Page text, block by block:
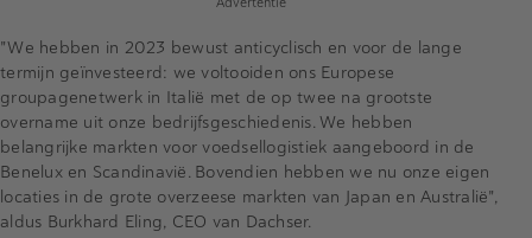
"We hebben in 2023 bewust anticyclisch en voor de lange
termijn geïnvesteerd: we voltooiden ons Europese
groupagenetwerk in Italië met de op twee na grootste
overname uit onze bedrijfsgeschiedenis. We hebben
belangrijke markten voor voedsellogistiek aangeboord in de
Benelux en Scandinavië. Bovendien hebben we nu onze eigen
locaties in de grote overzeese markten van Japan en Australië",
aldus Burkhard Eling, CEO van Dachser.